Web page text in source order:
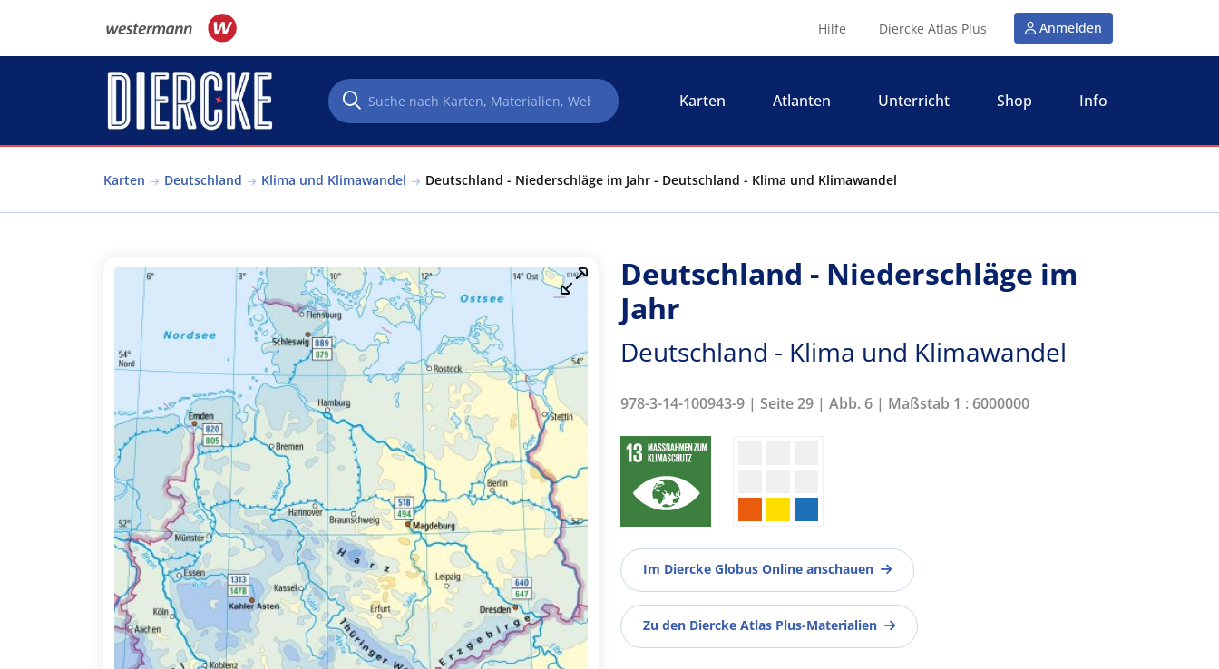
Hilfe Diercke Atlas Plus Anmelden
Karten Atlanten Unterricht Shop Info
Karten Deutschland Klima und Klimawandel Deutschland - Niederschläge im Jahr - Deutschland - Klima und Klimawandel
Deutschland - Niederschläge im
Jahr
Deutschland - Klima und Klimawandel
978-3-14-100943-9 | Seite 29 | Abb. 6 | Maßstab 1 : 6000000
Im Diercke Globus Online anschauen
Zu den Diercke Atlas Plus-Materialien